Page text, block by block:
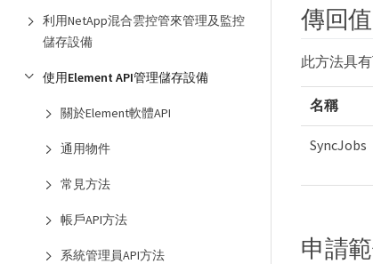
利用NetApp混合雲控管來管理及監控
儲存設備
使用Element API管理儲存設備
關於Element軟體API
通用物件
常見方法
帳戶API方法
系統管理員API方法
傳回值
此方法具
名稱
SyncJobs
申請